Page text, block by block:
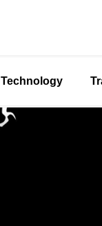
Technology